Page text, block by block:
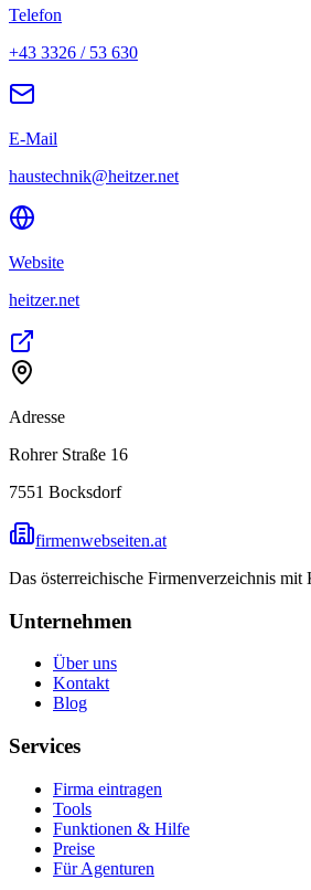
Telefon
+43 3326 / 53 630
E-Mail
haustechnik@heitzer.net
Website
heitzer.net
Adresse
Rohrer Straße 16
7551 Bocksdorf
firmenwebseiten.at
Das österreichische Firmenverzeichnis
Unternehmen
Über uns
Kontakt
Blog
Services
Firma eintragen
Tools
Funktionen & Hilfe
Preise
Für Agenturen